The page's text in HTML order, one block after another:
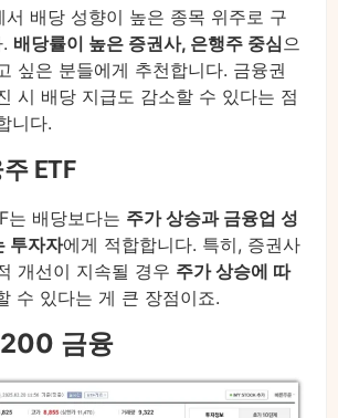
서 배당 성향이 높은 종목 위주로 구
배당률이 높은 증권사, 은행주 중심으
싶은 분들에게 추천합니다. 금융권
시 배당 지급도 감소할 수 있다는 점
니다.
ETF
는 배당보다는 주가 상승과 금융업 성
투자자에게 적합합니다. 특히, 증권사
개선이 지속될 경우 주가 상승에 따
수 있다는 게 큰 장점이죠.
금융